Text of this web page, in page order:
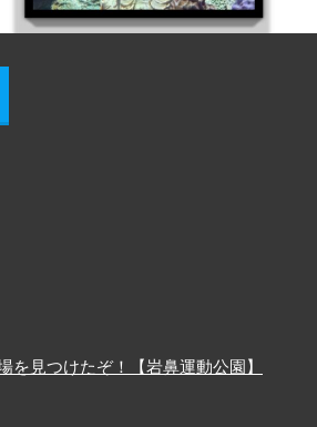
見つけたぞ！【岩鼻運動公園】